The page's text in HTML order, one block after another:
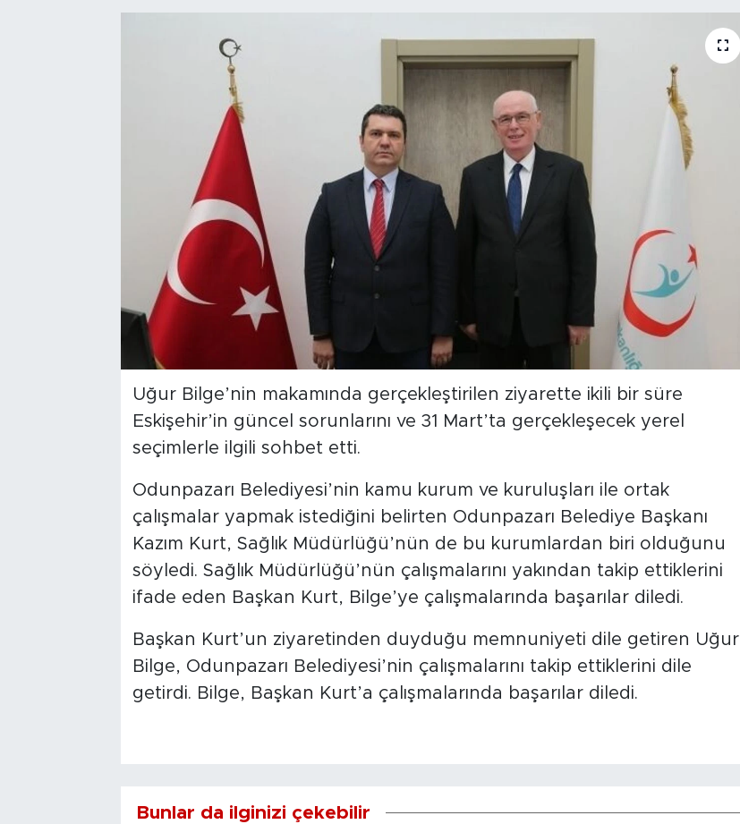
Uğur Bilge’nin makamında gerçekleştirilen ziyarette ikili bir süre
Eskişehir’in güncel sorunlarını ve 31 Mart’ta gerçekleşecek yerel
seçimlerle ilgili sohbet etti.
Odunpazarı Belediyesi’nin kamu kurum ve kuruluşları ile ortak
çalışmalar yapmak istediğini belirten Odunpazarı Belediye Başkanı
Kazım Kurt, Sağlık Müdürlüğü’nün de bu kurumlardan biri olduğunu
söyledi. Sağlık Müdürlüğü’nün çalışmalarını yakından takip ettiklerini
ifade eden Başkan Kurt, Bilge’ye çalışmalarında başarılar diledi.
Başkan Kurt’un ziyaretinden duyduğu memnuniyeti dile getiren Uğur
Bilge, Odunpazarı Belediyesi’nin çalışmalarını takip ettiklerini dile
getirdi. Bilge, Başkan Kurt’a çalışmalarında başarılar diledi.
Bunlar da ilginizi çekebilir